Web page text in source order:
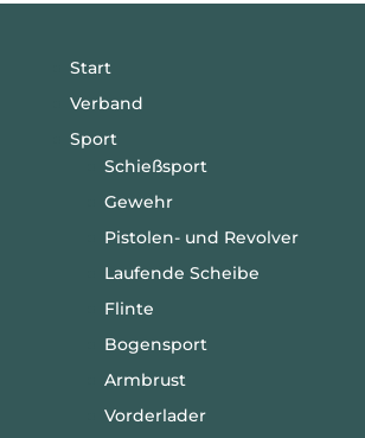
Start
Verband
Sport
Schießsport
Gewehr
Pistolen- und Revolver
Laufende Scheibe
Flinte
Bogensport
Armbrust
Vorderlader